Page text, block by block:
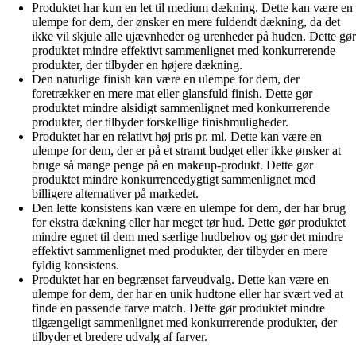
Produktet har kun en let til medium dækning. Dette kan være en
ulempe for dem, der ønsker en mere fuldendt dækning, da det
ikke vil skjule alle ujævnheder og urenheder på huden. Dette gør
produktet mindre effektivt sammenlignet med konkurrerende
produkter, der tilbyder en højere dækning.
Den naturlige finish kan være en ulempe for dem, der
foretrækker en mere mat eller glansfuld finish. Dette gør
produktet mindre alsidigt sammenlignet med konkurrerende
produkter, der tilbyder forskellige finishmuligheder.
Produktet har en relativt høj pris pr. ml. Dette kan være en
ulempe for dem, der er på et stramt budget eller ikke ønsker at
bruge så mange penge på en makeup-produkt. Dette gør
produktet mindre konkurrencedygtigt sammenlignet med
billigere alternativer på markedet.
Den lette konsistens kan være en ulempe for dem, der har brug
for ekstra dækning eller har meget tør hud. Dette gør produktet
mindre egnet til dem med særlige hudbehov og gør det mindre
effektivt sammenlignet med produkter, der tilbyder en mere
fyldig konsistens.
Produktet har en begrænset farveudvalg. Dette kan være en
ulempe for dem, der har en unik hudtone eller har svært ved at
finde en passende farve match. Dette gør produktet mindre
tilgængeligt sammenlignet med konkurrerende produkter, der
tilbyder et bredere udvalg af farver.